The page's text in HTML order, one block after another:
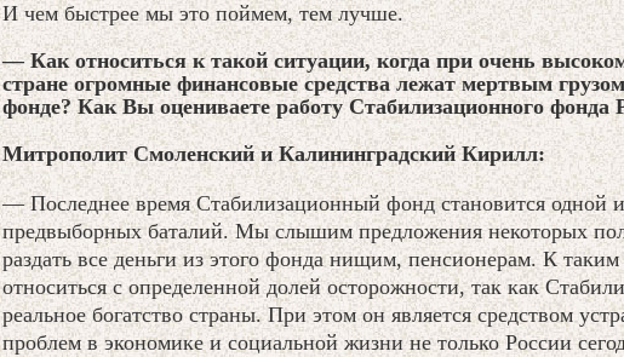
И чем быстрее мы это поймем, тем лучше.
— Как относиться к такой ситуации, когда при очень
стране огромные финансовые средства лежат мертвым
фонде? Как Вы оцениваете работу Стабилизационного фонда
Митрополит Смоленский и Калининградский Кирилл:
— Последнее время Стабилизационный фонд становится одной
предвыборных баталий. Мы слышим предложения некоторых
раздать все деньги из этого фонда нищим, пенсионерам. К таким
относиться с определенной долей осторожности, так как
реальное богатство страны. При этом он является средством
проблем в экономике и социальной жизни не только России